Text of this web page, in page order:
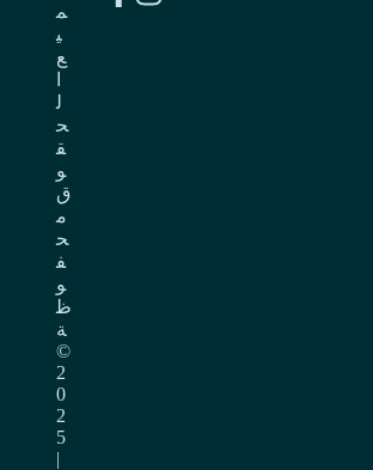
م
ي
ع
ل
ح
ق
و
ق
م
ح
ف
و
ظ
ة
©
2
0
2
5
|